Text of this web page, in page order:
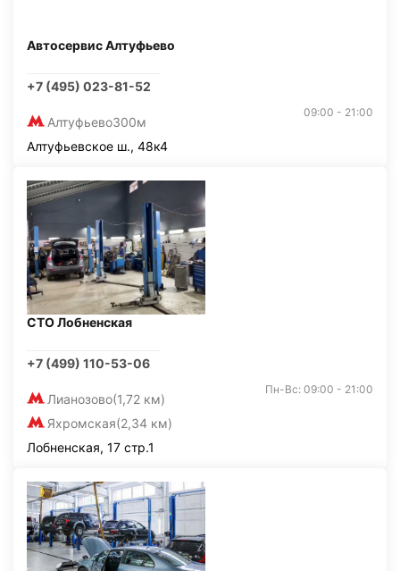
Автосервис Алтуфьево
+7 (495) 023-81-52
Алтуфьево300м
09:00 - 21:00
Алтуфьевское ш., 48к4
СТО Лобненская
+7 (499) 110-53-06
Лианозово(1,72 км)
Яхромская(2,34 км)
Пн-Вс: 09:00 - 21:00
Лобненская, 17 стр.1